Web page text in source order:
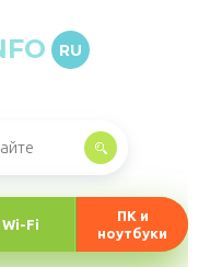
RU
Wi-Fi
ПК и
ноутбуки